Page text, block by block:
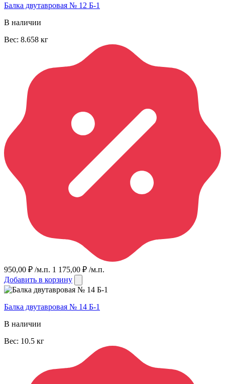
Балка двутавровая № 12 Б-1
В наличии
Вес: 8.658 кг
950,00 ₽ /м.п. 1 175,00 ₽ /м.п.
Добавить в корзину
Балка двутавровая № 14 Б-1
В наличии
Вес: 10.5 кг